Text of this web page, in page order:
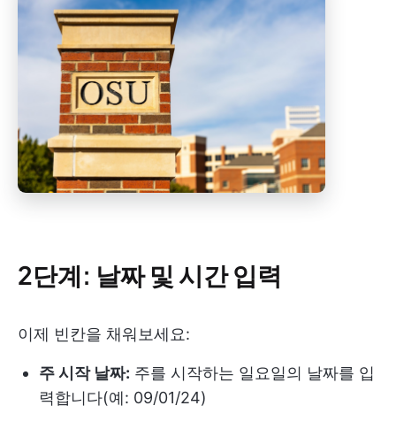
2단계: 날짜 및 시간 입력
이제 빈칸을 채워보세요:
주 시작 날짜: 주를 시작하는 일요일의 날짜를 입
력합니다(예: 09/01/24)